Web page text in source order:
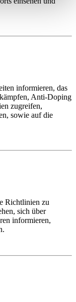
informieren, das
Anti-Doping
zugreifen,
sowie auf die
Richtlinien zu
sich über
informieren,